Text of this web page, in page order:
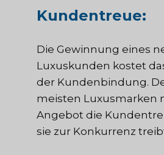
Kundentreue:
Die Gewinnung eines
Luxuskunden kostet
der Kundenbindung.
meisten Luxusmarken
Angebot die
sie zur Konkurrenz